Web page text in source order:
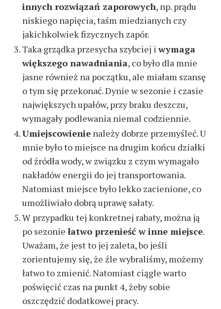
innych rozwiązań zaporowych, np. prądu
niskiego napięcia, taśm miedzianych czy
jakichkolwiek fizycznych zapór.
Taka grządka przesycha szybciej iwymaga
większego nawadniania, co było dla mnie
jasne również na początku, ale miałam szansę
o tym się przekonać. Dynie w sezonie i czasie
największych upałów, przy braku deszczu,
wymagały podlewania niemal codziennie.
Umiejscowienie należy dobrze przemyśleć. U
mnie było to miejsce na drugim końcu działki
od źródła wody, w związku z czym wymagało
nakładów energii do jej transportowania.
Natomiast miejsce było lekko zacienione, co
umożliwiało dobrą uprawę sałaty.
W przypadku tej konkretnej rabaty, można ją
po sezonie łatwo przenieść w inne miejsce.
Uważam, że jest to jej zaleta, bo jeśli
zorientujemy się, że źle wybraliśmy, możemy
łatwo to zmienić. Natomiast ciągle warto
poświęcić czas na punkt 4, żeby sobie
oszczędzić dodatkowej pracy.